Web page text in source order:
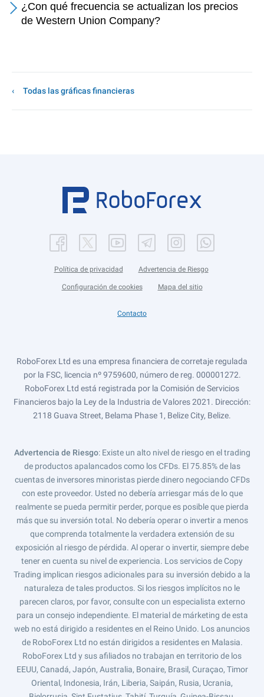
¿Con qué frecuencia se actualizan los precios
de Western Union Company?
Todas las gráficas financieras
Política de privacidad Advertencia de Riesgo
Configuración de cookies Mapa del sitio
Contacto
RoboForex Ltd es una empresa financiera de corretaje regulada
por la FSC, licencia nº 9759600, número de reg. 000001272.
RoboForex Ltd está registrada por la Comisión de Servicios
Financieros bajo la Ley de la Industria de Valores 2021. Dirección:
2118 Guava Street, Belama Phase 1, Belize City, Belize.
Advertencia de Riesgo: Existe un alto nivel de riesgo en el trading
de productos apalancados como los CFDs. El 75.85% de las
cuentas de inversores minoristas pierde dinero negociando CFDs
con este proveedor. Usted no debería arriesgar más de lo que
realmente se pueda permitir perder, porque es posible que pierda
más que su inversión total. No debería operar o invertir a menos
que comprenda totalmente la verdadera extensión de su
exposición al riesgo de pérdida. Al operar o invertir, siempre debe
tener en cuenta su nivel de experiencia. Los servicios de Copy
Trading implican riesgos adicionales para su inversión debido a la
naturaleza de tales productos. Si los riesgos implícitos no le
parecen claros, por favor, consulte con un especialista externo
para un consejo independiente. El material de márketing de esta
web no está dirigido a residentes en el Reino Unido. Los anuncios
de RoboForex Ltd no están dirigidos a residentes en Malasia.
RoboForex Ltd y sus afiliados no trabajan en territorio de los
EEUU, Canadá, Japón, Australia, Bonaire, Brasil, Curaçao, Timor
Oriental, Indonesia, Irán, Liberia, Saipán, Rusia, Ucrania,